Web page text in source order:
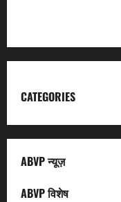
CATEGORIES
ABVP न्यूज़
ABVP विशेष